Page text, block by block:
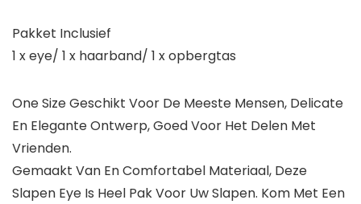
Pakket Inclusief
1 x eye/ 1 x haarband/ 1 x opbergtas
One Size Geschikt Voor De Meeste Mensen, Delicate
En Elegante Ontwerp, Goed Voor Het Delen Met
Vrienden.
Gemaakt Van En Comfortabel Materiaal, Deze
Slapen Eye Is Heel Pak Voor Uw Slapen. Kom Met Een